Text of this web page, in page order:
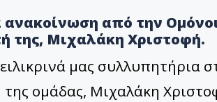
από την
της, Μιχαλάκη Χριστοφή.
μας συλλυπητήρια
ομάδας, Μιχαλάκη